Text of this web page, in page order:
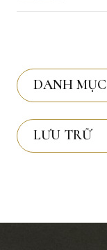
DANH MỤC
LƯU TRỮ